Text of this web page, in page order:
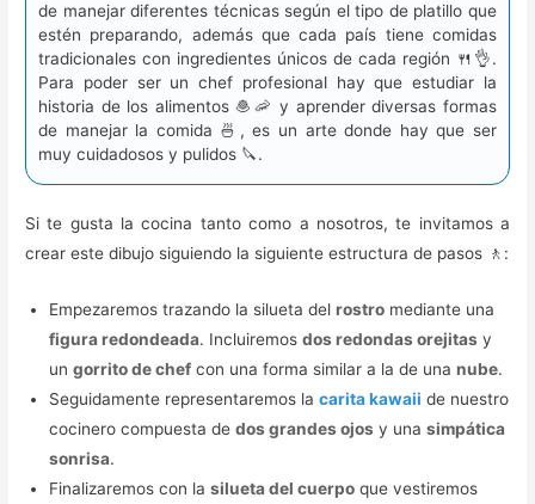
de manejar diferentes técnicas según el tipo de platillo que
estén preparando, además que cada país tiene comidas
tradicionales con ingredientes únicos de cada región 🍴👌.
Para poder ser un chef profesional hay que estudiar la
historia de los alimentos 🧆🦐 y aprender diversas formas
de manejar la comida 🍜, es un arte donde hay que ser
muy cuidadosos y pulidos 🔪.
Si te gusta la cocina tanto como a nosotros, te invitamos a
crear este dibujo siguiendo la siguiente estructura de pasos 🚶:
Empezaremos trazando la silueta delrostro mediante una
figura redondeada. Incluiremosdos redondas orejitas y
ungorrito de chef con una forma similar a la de unanube.
Seguidamente representaremos lacarita kawaii de nuestro
cocinero compuesta dedos grandes ojos y unasimpática
sonrisa.
Finalizaremos con lasilueta del cuerpo que vestiremos